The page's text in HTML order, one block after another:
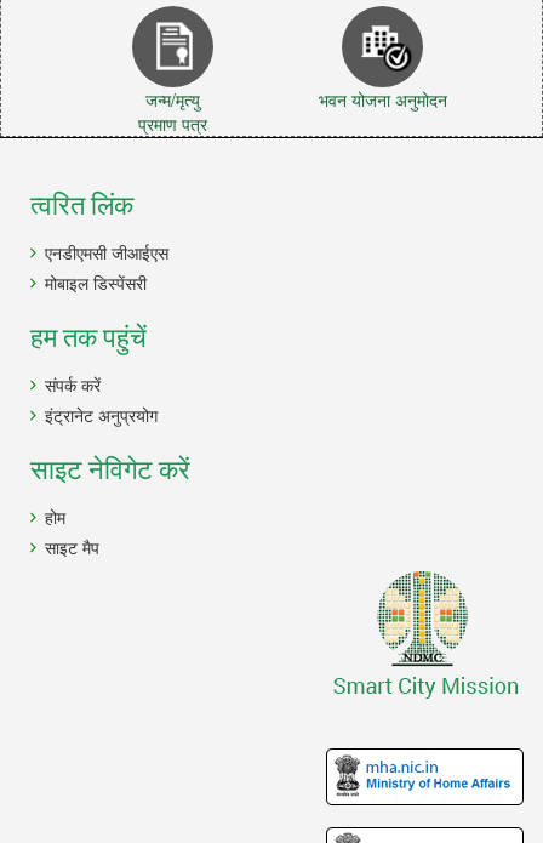
जन्म/मृत्यु
प्रमाण पत्र
भवन योजना अनुमोदन
त्वरित लिंक
एनडीएमसी जीआईएस
मोबाइल डिस्पेंसरी
हम तक पहुंचें
संपर्क करें
इंट्रानेट अनुप्रयोग
साइट नेविगेट करें
होम
साइट मैप